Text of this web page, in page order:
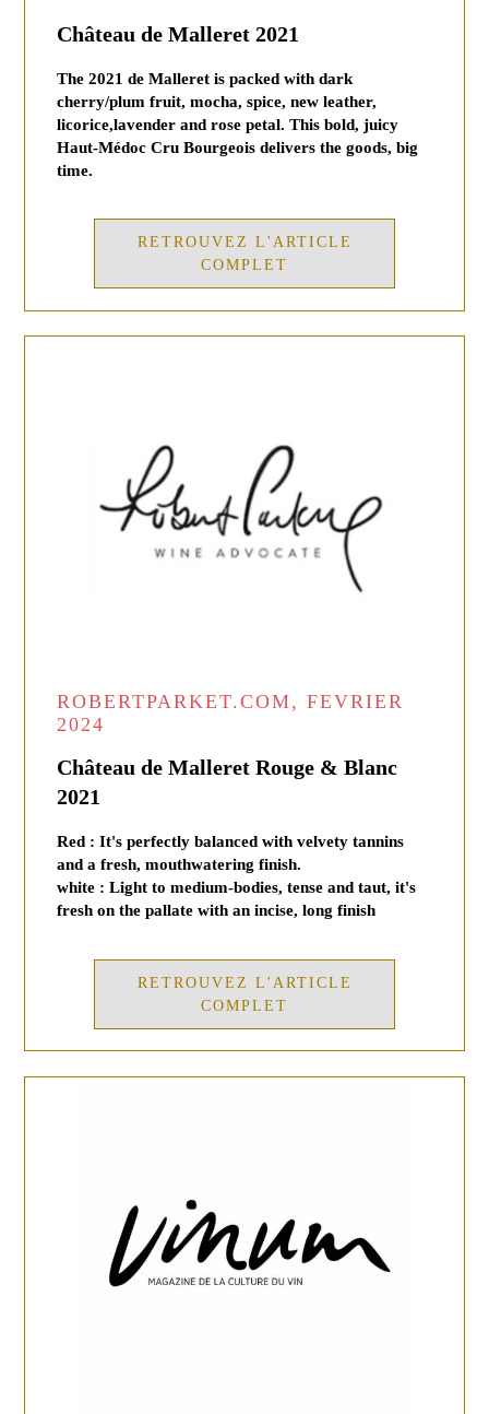
Château de Malleret 2021
The 2021 de Malleret is packed with dark
cherry/plum fruit, mocha, spice, new leather,
licorice,lavender and rose petal. This bold, juicy
Haut-Médoc Cru Bourgeois delivers the goods, big
time.
RETROUVEZ L'ARTICLE
COMPLET
ROBERTPARKET.COM, FEVRIER
2024
Château de Malleret Rouge & Blanc
2021
Red : It's perfectly balanced with velvety tannins
and a fresh, mouthwatering finish.
white : Light to medium-bodies, tense and taut, it's
fresh on the pallate with an incise, long finish
RETROUVEZ L'ARTICLE
COMPLET